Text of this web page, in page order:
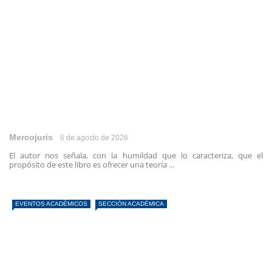
Mercojuris 6 de agosto de 2026
El autor nos señala, con la humildad que lo caracteriza, que el
propósito de este libro es ofrecer una teoría ...
EVENTOS ACADÉMICOS SECCIÓN ACADÉMICA